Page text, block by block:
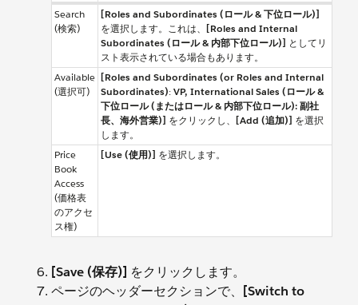
Search
(検索)
[Roles and Subordinates (ロール & 下位ロール)]
を選択します。これは、 [Roles and Internal
Subordinates (ロール & 内部下位ロール)] としてリ
スト表示されている場合もあります。
Available
(選択可)
[Roles and Subordinates (or Roles and Internal
Subordinates):VP, International Sales (ロール &
下位ロール (またはロール & 内部下位ロール): 副社
長、海外営業)] をクリックし、 [Add (追加)] を選択
します。
Price
Book
Access
(価格表
のアクセ
ス権)
[Use (使用)] を選択します。
[Save (保存)] をクリックします。
ページのヘッダーセクションで、
[Switch to